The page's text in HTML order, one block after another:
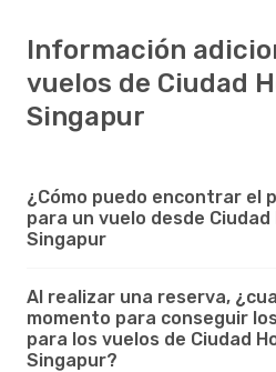
Información
vuelos de Ciudad
Singapur
¿Cómo puedo encontrar el
para un vuelo desde Ciudad
Singapur
Al realizar una reserva,
momento para conseguir
para los vuelos de Ciudad
Singapur?